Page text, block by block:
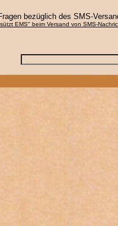
bezüglich des SMS-
EMS" beim Versand von SMS-